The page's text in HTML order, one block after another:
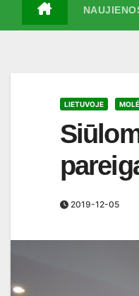
LIETUVOJE
2019-12-05